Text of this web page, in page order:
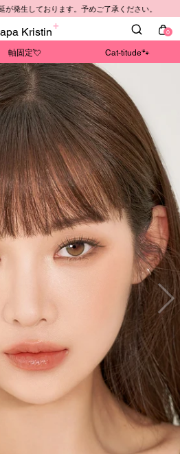
Kristin 0
軸固定💘 Cat-titude🐾
しております。予めご了承ください。